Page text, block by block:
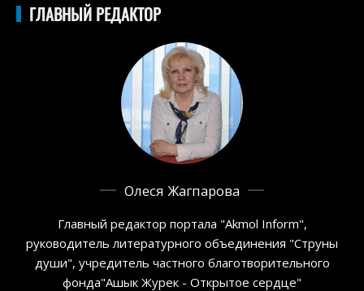
ГЛАВНЫЙ РЕДАКТОР
Олеся Жагпарова
Главный редактор портала "Akmol Inform",
руководитель литературного объединения "Струны
души", учредитель частного благотворительного
фонда"Ашык Журек - Открытое сердце"